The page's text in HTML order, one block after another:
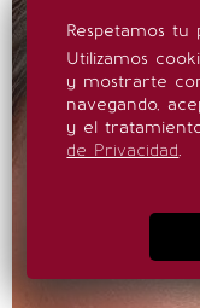
Respetamos tu
Utilizamos
y mostrarte
navegando,
y el
de Privacidad.